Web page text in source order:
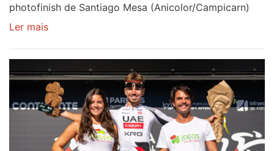
photofinish de Santiago Mesa (Anicolor/Campicarn)
Ler mais
é
sexto
e
continua
Camisola